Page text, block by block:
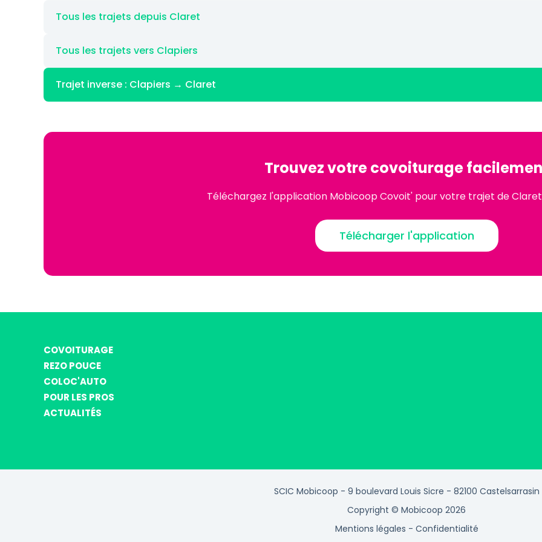
Tous les trajets depuis Claret
Tous les trajets vers Clapiers
Trajet inverse : Clapiers → Claret
Trouvez votre covoiturage
Téléchargez l'application Mobicoop Covoit' pour votre trajet de
Télécharger l'application
COVOITURAGE
REZO POUCE
COLOC'AUTO
POUR LES PROS
ACTUALITÉS
SCIC Mobicoop - 9 boulevard Louis Sicre - 82100 Castelsarrasin
Copyright © Mobicoop 2026
Mentions légales - Confidentialité